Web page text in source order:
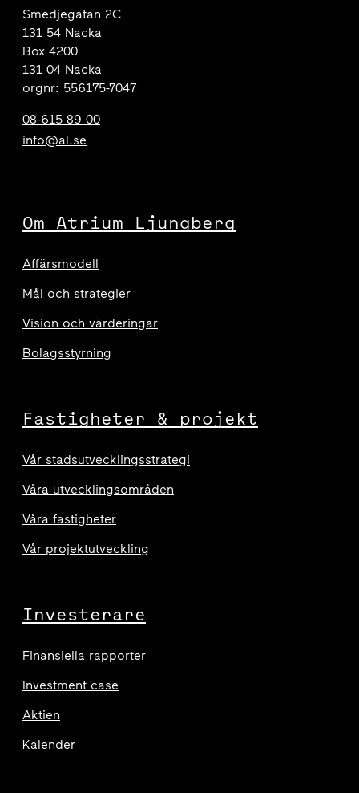
Smedjegatan 2C
131 54 Nacka
Box 4200
131 04 Nacka
orgnr: 556175-7047
08-615 89 00
info@al.se
Om Atrium Ljungberg
Affärsmodell
Mål och strategier
Vision och värderingar
Bolagsstyrning
Fastigheter & projekt
Vår stadsutvecklingsstrategi
Våra utvecklingsområden
Våra fastigheter
Vår projektutveckling
Investerare
Finansiella rapporter
Investment case
Aktien
Kalender